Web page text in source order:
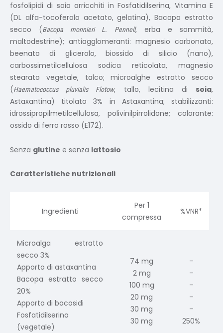
fosfolipidi di soia arricchiti in Fosfatidilserina, Vitamina E
(DL alfa-tocoferolo acetato, gelatina), Bacopa estratto
secco (Bacopa monnieri L. Pennell, erba e sommità,
maltodestrine); antiagglomeranti: magnesio carbonato,
beenato di glicerolo, biossido di silicio (nano),
carbossimetilcellulosa sodica reticolata, magnesio
stearato vegetale, talco; microalghe estratto secco
(Haematococcus pluvialis Flotow, tallo, lecitina di soia,
Astaxantina) titolato 3% in Astaxantina; stabilizzanti:
idrossipropilmetilcellulosa, polivinilpirrolidone; colorante:
ossido di ferro rosso (E172).
Senza glutine e senza lattosio
Caratteristiche nutrizionali
Ingredienti
Per 1
compressa
%VNR*
Microalga estratto
secco 3%
Apporto di astaxantina
Bacopa estratto secco
20%
Apporto di bacosidi
Fosfatidilserina
(vegetale)
74 mg
2 mg
100 mg
20 mg
30 mg
30 mg
–
–
–
–
–
250%